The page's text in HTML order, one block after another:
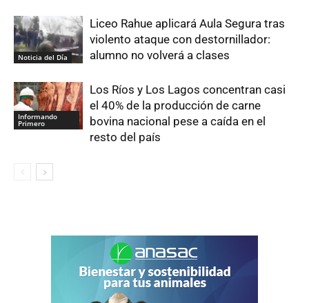
Noticia del Día
Liceo Rahue aplicará Aula Segura tras
violento ataque con destornillador:
alumno no volverá a clases
Informando
Primero
Los Ríos y Los Lagos concentran casi
el 40% de la producción de carne
bovina nacional pese a caída en el
resto del país